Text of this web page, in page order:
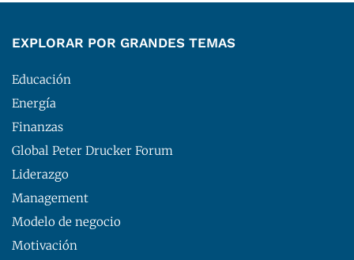
EXPLORAR POR GRANDES TEMAS
Educación
Energía
Finanzas
Global Peter Drucker Forum
Liderazgo
Management
Modelo de negocio
Motivación